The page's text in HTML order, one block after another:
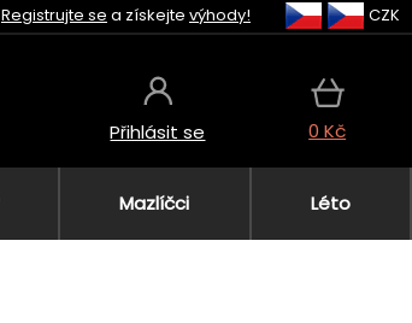
Registrujte se a získejte výhody! CZK
Přihlásit se 0 Kč
Mazlíčci Léto